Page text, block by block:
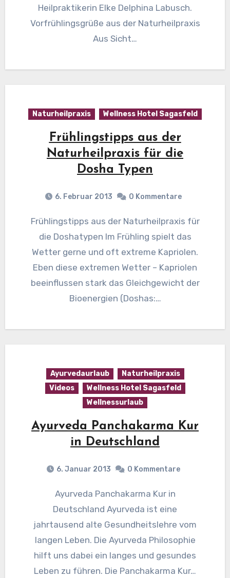
Heilpraktikerin Elke Delphina Labusch.
Vorfrühlingsgrüße aus der Naturheilpraxis
Aus Sicht…
Naturheilpraxis Wellness Hotel Sagasfeld
Frühlingstipps aus der
Naturheilpraxis für die
Dosha Typen
6. Februar 2013 0 Kommentare
Frühlingstipps aus der Naturheilpraxis für
die Doshatypen Im Frühling spielt das
Wetter gerne und oft extreme Kapriolen.
Eben diese extremen Wetter – Kapriolen
beeinflussen stark das Gleichgewicht der
Bioenergien (Doshas:…
Ayurvedaurlaub
Naturheilpraxis
Videos
Wellness Hotel Sagasfeld
Wellnessurlaub
Ayurveda Panchakarma Kur
in Deutschland
6. Januar 2013 0 Kommentare
Ayurveda Panchakarma Kur in
Deutschland Ayurveda ist eine
jahrtausend alte Gesundheitslehre vom
langen Leben. Die Ayurveda Philosophie
hilft uns dabei ein langes und gesundes
Leben zu führen. Die Panchakarma Kur…